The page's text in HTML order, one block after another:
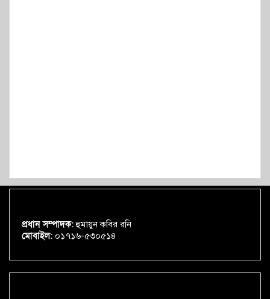
প্রধান সম্পাদক:হুমায়ুন কবির রনি
মোবাইল: ০১৭১৬-৫৩০৫১৪